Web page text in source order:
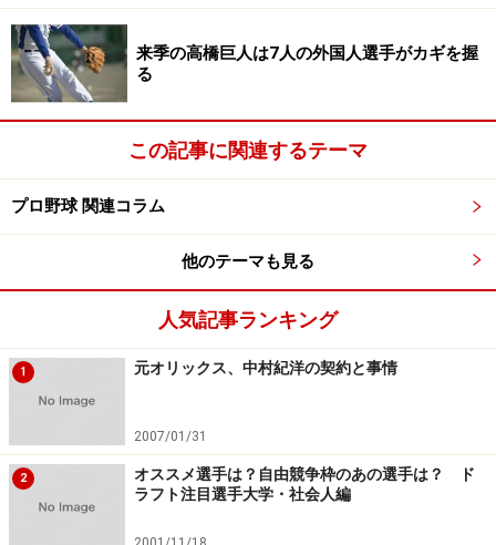
Amazonでプロ野球の関連商品をチェック！
楽天市場でプロ野球グッズをチェック！
来季の高橋巨人は7人の外国人選手がカギを握
る
この記事に関連するテーマ
プロ野球 関連コラム
他のテーマも見る
人気記事ランキング
1 元オリックス、中村紀洋の契約と事情
2007/01/31
2
オススメ選手は？自由競争枠のあの選手は？ ド
ラフト注目選手大学・社会人編